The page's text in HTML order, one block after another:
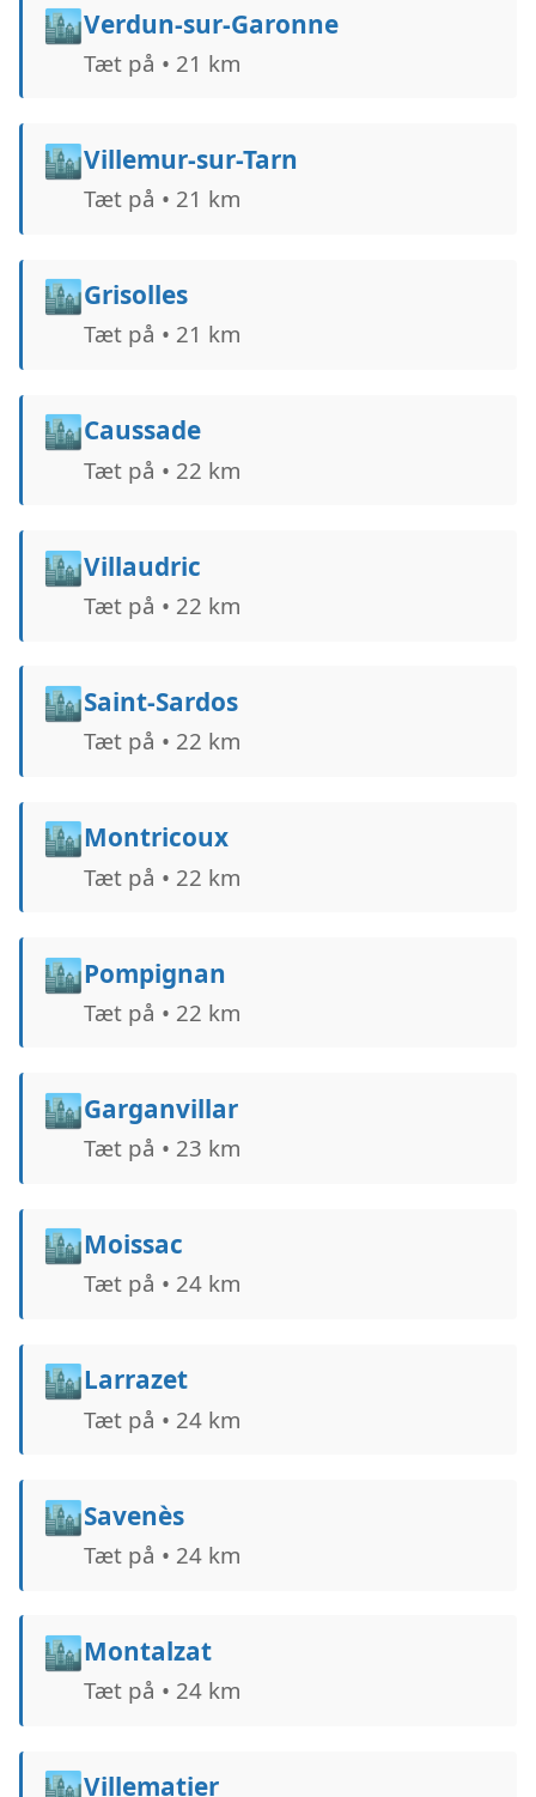
🏙️Verdun-sur-Garonne
Tæt på • 21 km
🏙️Villemur-sur-Tarn
Tæt på • 21 km
🏙️Grisolles
Tæt på • 21 km
🏙️Caussade
Tæt på • 22 km
🏙️Villaudric
Tæt på • 22 km
🏙️Saint-Sardos
Tæt på • 22 km
🏙️Montricoux
Tæt på • 22 km
🏙️Pompignan
Tæt på • 22 km
🏙️Garganvillar
Tæt på • 23 km
🏙️Moissac
Tæt på • 24 km
🏙️Larrazet
Tæt på • 24 km
🏙️Savenès
Tæt på • 24 km
🏙️Montalzat
Tæt på • 24 km
🏙️Villematier